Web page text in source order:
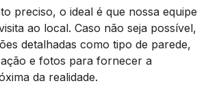
preciso, o ideal é que nossa equipe
ao local. Caso não seja possível,
detalhadas como tipo de parede,
e fotos para fornecer a
da realidade.